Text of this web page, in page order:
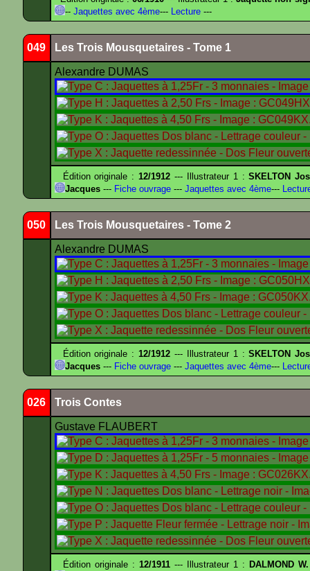
-- Jaquettes avec 4ème--- Lecture ---
049 Les Trois Mousquetaires - Tome 1
Alexandre DUMAS
Édition originale :12/1912 --- Illustrateur 1 :SKELTON
Jacques --- Fiche ouvrage --- Jaquettes avec 4ème---
050 Les Trois Mousquetaires - Tome 2
Alexandre DUMAS
Édition originale :12/1912 --- Illustrateur 1 :SKELTON
Jacques --- Fiche ouvrage --- Jaquettes avec 4ème---
026 Trois Contes
Gustave FLAUBERT
Édition originale : 12/1911 --- Illustrateur 1 : DALMOND W.